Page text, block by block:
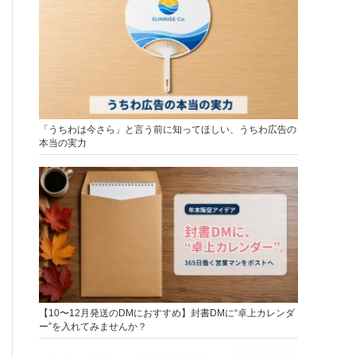
「うちわは今さら」と言う前に知ってほしい、うちわ広告の
本当の実力
【10〜12月発送のDMにおすすめ】封書DMに“卓上カレンダ
ー”を入れてみませんか？